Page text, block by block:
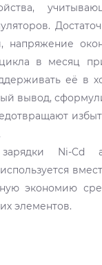
напряжение
в месяц
её в
вывод,
Ni-Cd
экономию
элементов.